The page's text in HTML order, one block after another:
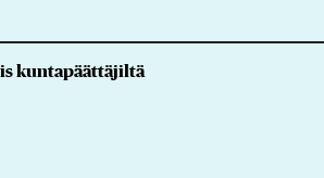
kuntapäättäjiltä